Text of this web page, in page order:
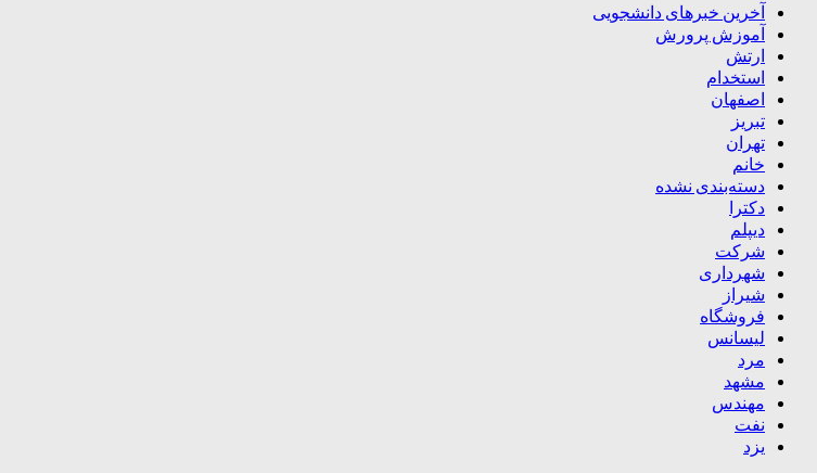
آخرین خبرهای دانشجویی
آموزش پرورش
ارتش
استخدام
اصفهان
تبریز
تهران
خانم
دسته‌بندی نشده
دکترا
دیپلم
شرکت
شهرداری
شیراز
فروشگاه
لیسانس
مرد
مشهد
مهندس
نفت
یزد